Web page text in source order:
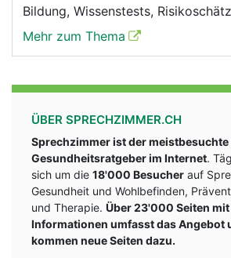
Bildung, Wissenstests,
Mehr zum Thema
ÜBER SPRECHZIMMER.CH
Sprechzimmer ist der
Gesundheitsratgeber im Internet.
sich um die 18'000 Besucher auf
Gesundheit und Wohlbefinden,
und Therapie. Über 23'000 Seiten
Informationen umfasst das Angebot
kommen neue Seiten dazu.